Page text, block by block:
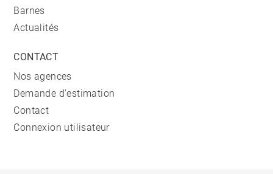
Barnes
Actualités
CONTACT
Nos agences
Demande d'estimation
Contact
Connexion utilisateur